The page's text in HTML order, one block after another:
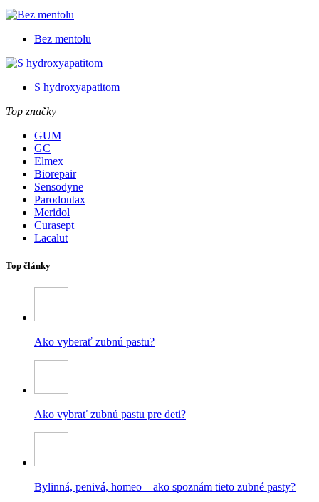
Bez mentolu
S hydroxyapatitom
Top značky
GUM
GC
Elmex
Biorepair
Sensodyne
Parodontax
Meridol
Curasept
Lacalut
Top články
Ako vyberať zubnú pastu?
Ako vybrať zubnú pastu pre deti?
Bylinná, penivá, homeo – ako spoznám tieto zubné pasty?